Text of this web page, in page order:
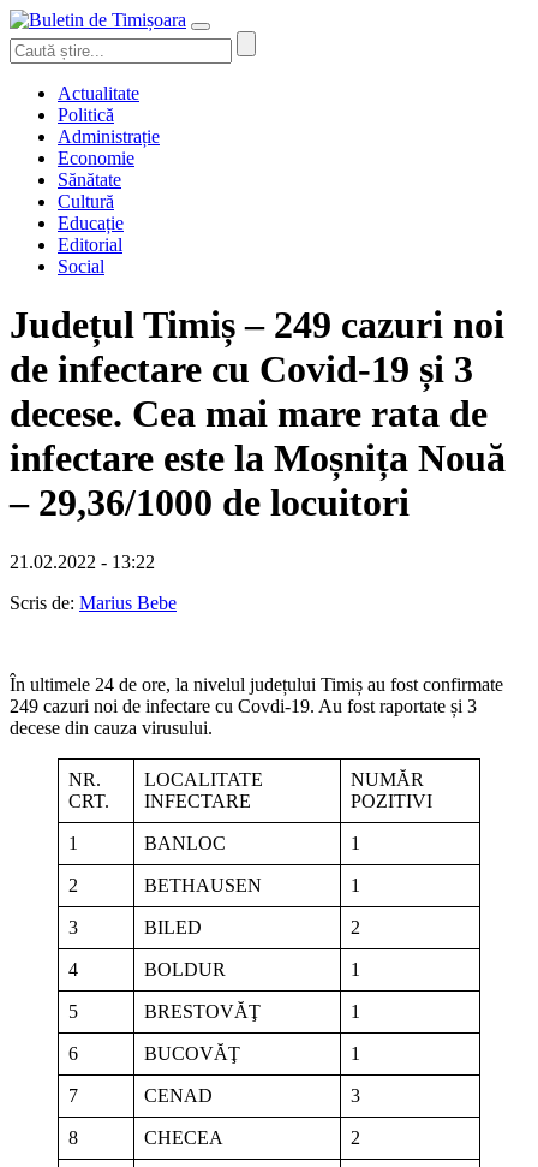
Actualitate
Politică
Administrație
Economie
Sănătate
Cultură
Educație
Editorial
Social
Județul Timiș – 249 cazuri noi
de infectare cu Covid-19 și 3
decese. Cea mai mare rata de
infectare este la Moșnița Nouă
– 29,36/1000 de locuitori
21.02.2022 - 13:22
Scris de: Marius Bebe
În ultimele 24 de ore, la nivelul județului Timiș au fost confirmate
249 cazuri noi de infectare cu Covdi-19. Au fost raportate și 3
decese din cauza virusului.
NR.
CRT.
LOCALITATE
INFECTARE
NUMĂR
POZITIVI
1 BANLOC 1
2 BETHAUSEN 1
3 BILED 2
4 BOLDUR 1
5 BRESTOVĂŢ 1
6 BUCOVĂŢ 1
7 CENAD 3
8 CHECEA 2